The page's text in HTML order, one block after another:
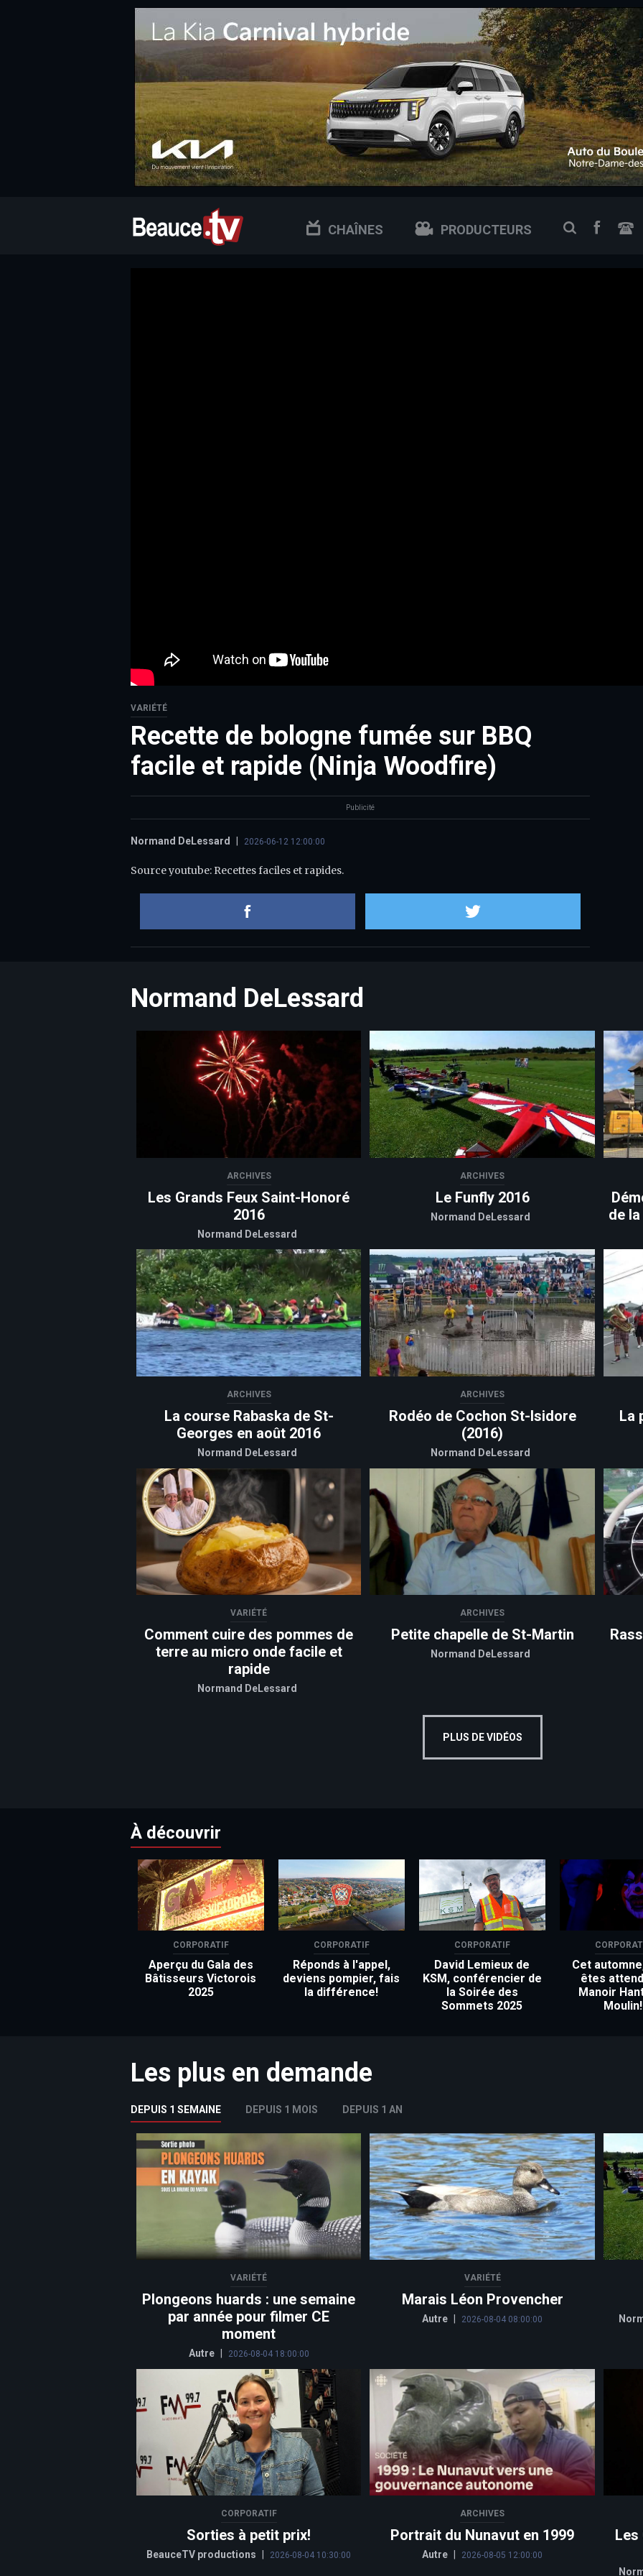
CHAÎNES PRODUCTEURS RECHERCHE
VARIÉTÉ
Recette de bologne fumée sur BBQ
facile et rapide (Ninja Woodfire)
Publicité
Normand DeLessard 2026-06-12 12:00:00
Source youtube: Recettes faciles et rapides.
Normand DeLessard
ARCHIVES
Les Grands Feux Saint-Honoré
2016
Normand DeLessard
ARCHIVES
Le Funfly 2016
Normand DeLessard
de
ARCHIVES
La course Rabaska de St-
Georges en août 2016
Normand DeLessard
ARCHIVES
Rodéo de Cochon St-Isidore
(2016)
Normand DeLessard
La
VARIÉTÉ
Comment cuire des pommes de
terre au micro onde facile et
rapide
Normand DeLessard
ARCHIVES
Petite chapelle de St-Martin
Normand DeLessard
PLUS DE VIDÉOS
À découvrir
CORPORATIF
Aperçu du Gala des
Bâtisseurs Victorois
2025
CORPORATIF
Réponds à l'appel,
deviens pompier, fais
la différence!
CORPORATIF
David Lemieux de
KSM, conférencier de
la Soirée des
Sommets 2025
Cet
êtes
Manoir
Moulin!
Les plus en demande
DEPUIS 1 SEMAINE DEPUIS 1 MOIS DEPUIS 1 AN
VARIÉTÉ
Plongeons huards : une semaine
par année pour filmer CE
moment
Autre 2026-08-04 18:00:00
VARIÉTÉ
Marais Léon Provencher
Autre 2026-08-04 08:00:00
CORPORATIF
Sorties à petit prix!
BeauceTV productions 2026-08-04 10:30:00
ARCHIVES
Portrait du Nunavut en 1999
Autre 2026-08-05 12:00:00
Les